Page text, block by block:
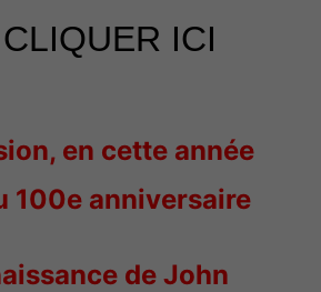
CLIQUER ICI
en cette année
100e anniversaire
de John